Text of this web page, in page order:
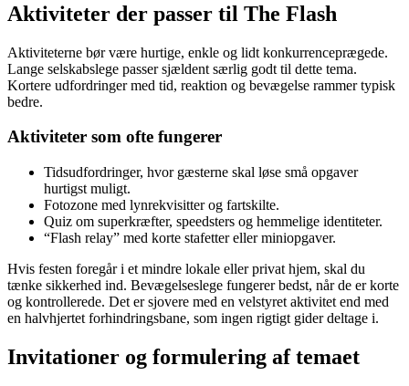
Aktiviteter der passer til The Flash
Aktiviteterne bør være hurtige, enkle og lidt konkurrenceprægede.
Lange selskabslege passer sjældent særlig godt til dette tema.
Kortere udfordringer med tid, reaktion og bevægelse rammer typisk
bedre.
Aktiviteter som ofte fungerer
Tidsudfordringer, hvor gæsterne skal løse små opgaver
hurtigst muligt.
Fotozone med lynrekvisitter og fartskilte.
Quiz om superkræfter, speedsters og hemmelige identiteter.
“Flash relay” med korte stafetter eller miniopgaver.
Hvis festen foregår i et mindre lokale eller privat hjem, skal du
tænke sikkerhed ind. Bevægelseslege fungerer bedst, når de er korte
og kontrollerede. Det er sjovere med en velstyret aktivitet end med
en halvhjertet forhindringsbane, som ingen rigtigt gider deltage i.
Invitationer og formulering af temaet